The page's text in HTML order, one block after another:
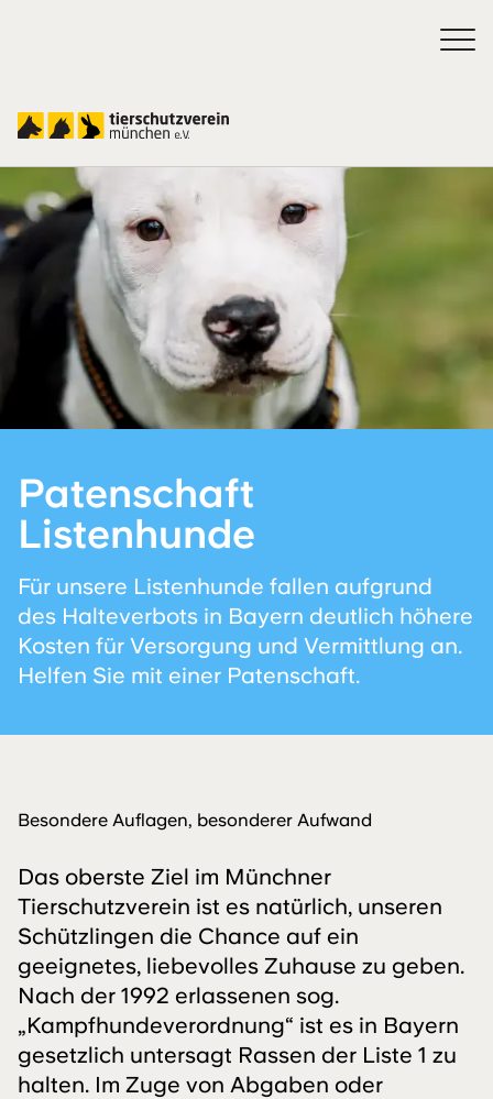
Patenschaft
Listenhunde
Für unsere Listenhunde fallen aufgrund
des Halteverbots in Bayern deutlich höhere
Kosten für Versorgung und Vermittlung an.
Helfen Sie mit einer Patenschaft.
Besondere Auflagen, besonderer Aufwand
Das oberste Ziel im Münchner
Tierschutzverein ist es natürlich, unseren
Schützlingen die Chance auf ein
geeignetes, liebevolles Zuhause zu geben.
Nach der 1992 erlassenen sog.
„Kampfhundeverordnung“ ist es in Bayern
gesetzlich untersagt Rassen der Liste 1 zu
halten. Im Zuge von Abgaben oder